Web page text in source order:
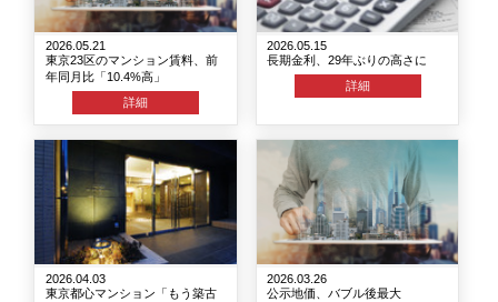
2026.05.21
東京23区のマンション賃料、前
年同月比「10.4%高」
詳細
2026.05.15
長期金利、29年ぶりの高さに
詳細
2026.04.03
東京都心マンション「もう築古
2026.03.26
公示地価、バブル後最大